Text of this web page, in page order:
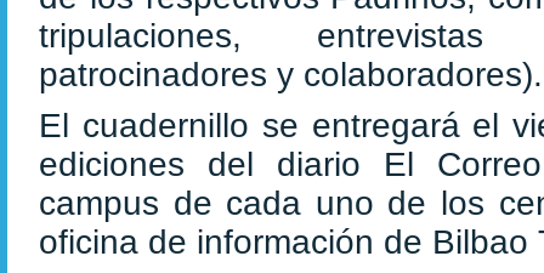
tripulaciones,
patrocinadores y colaboradores).
El cuadernillo se entregará el
ediciones del diario El
campus de cada uno de los
oficina de información de